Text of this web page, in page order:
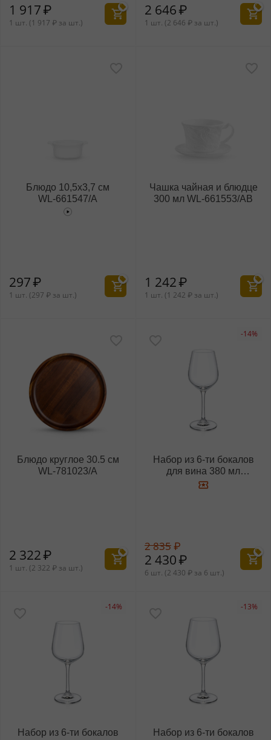
1 917₽
1 шт. (1 917 ₽ за шт.)
2 646₽
1 шт. (2 646 ₽ за шт.)
Блюдо 10,5x3,7 см
WL‑661547/A
297₽
1 шт. (297 ₽ за шт.)
Чашка чайная и блюдце
300 мл WL‑661553/AB
1 242₽
1 шт. (1 242 ₽ за шт.)
Блюдо круглое 30.5 см
WL‑781023/A
2 322₽
1 шт. (2 322 ₽ за шт.)
-14%
Набор из 6-ти бокалов
для вина 380 мл
WL‑888018/6A
2 835₽
2 430₽
6 шт. (2 430 ₽ за 6 шт.)
-14%
Набор из 6-ти бокалов
-13%
Набор из 6-ти бокалов